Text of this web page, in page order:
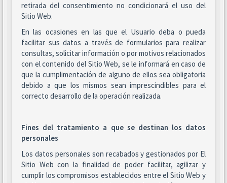
retirada del consentimiento no condicionará el uso del
Sitio Web.
En las ocasiones en las que el Usuario deba o pueda
facilitar sus datos a través de formularios para realizar
consultas, solicitar información o por motivos relacionados
con el contenido del Sitio Web, se le informará en caso de
que la cumplimentación de alguno de ellos sea obligatoria
debido a que los mismos sean imprescindibles para el
correcto desarrollo de la operación realizada.
Fines del tratamiento a que se destinan los datos
personales
Los datos personales son recabados y gestionados por El
Sitio Web con la finalidad de poder facilitar, agilizar y
cumplir los compromisos establecidos entre el Sitio Web y